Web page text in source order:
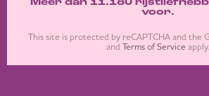
Meer dan 11.180
voor.
This site is protected by reCAPTCHA and the
and Terms of Service apply.